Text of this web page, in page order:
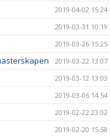
2019-04-02 15:24
2019-03-31 10:19
2019-03-26 15:25
2019-03-22 13:07
2019-03-12 13:03
2019-03-06 14:54
2019-02-22 23:02
2019-02-20 15:58